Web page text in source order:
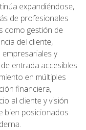
expandiéndose,
de profesionales
como gestión de
del cliente,
y
entrada accesibles
en múltiples
financiera,
al cliente y visión
bien posicionados